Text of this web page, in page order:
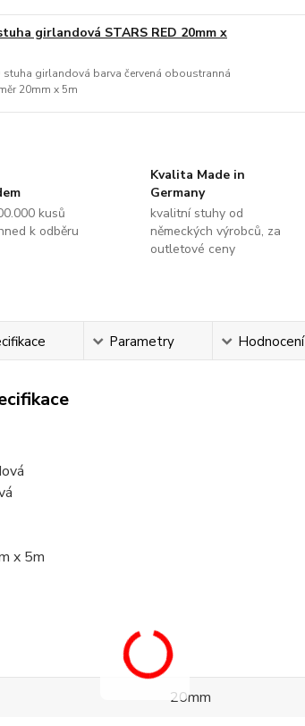
girlandová STARS RED 20mm x
stuha girlandová barva červená oboustranná
20mm x 5m
kusů
k odběru
Kvalita Made in
Germany
kvalitní stuhy od
německých výrobců, za
outletové ceny
Parametry Hodnocení
x 5m
20mm